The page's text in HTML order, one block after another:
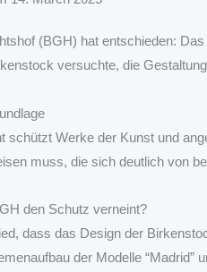
(BGH) hat entschieden:
versuchte, die
schützt Werke der Kunst und
muss, die sich deutlich von
den Schutz verneint?
dass das Design der
der Modelle